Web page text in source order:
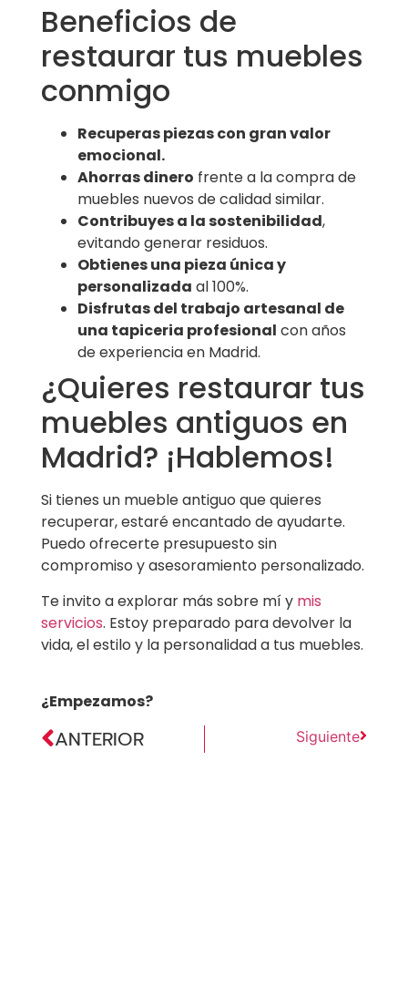
Beneficios de
restaurar tus muebles
conmigo
Recuperas piezas con gran valor
emocional.
Ahorras dinero frente a la compra de
muebles nuevos de calidad similar.
Contribuyes a la sostenibilidad,
evitando generar residuos.
Obtienes una pieza única y
personalizada al 100%.
Disfrutas del trabajo artesanal de
una tapiceria profesional con años
de experiencia en Madrid.
¿Quieres restaurar tus
muebles antiguos en
Madrid? ¡Hablemos!
Si tienes un mueble antiguo que quieres
recuperar, estaré encantado de ayudarte.
Puedo ofrecerte presupuesto sin
compromiso y asesoramiento personalizado.
Te invito a explorar más sobre mí y mis
servicios. Estoy preparado para devolver la
vida, el estilo y la personalidad a tus muebles.
¿Empezamos?
ANTERIOR Siguiente